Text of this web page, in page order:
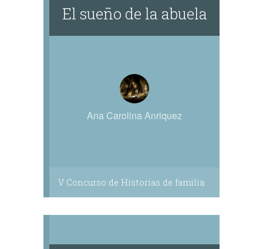
El sueño de la abuela
Ana Carolina Anriquez
V Concurso de Historias de familia